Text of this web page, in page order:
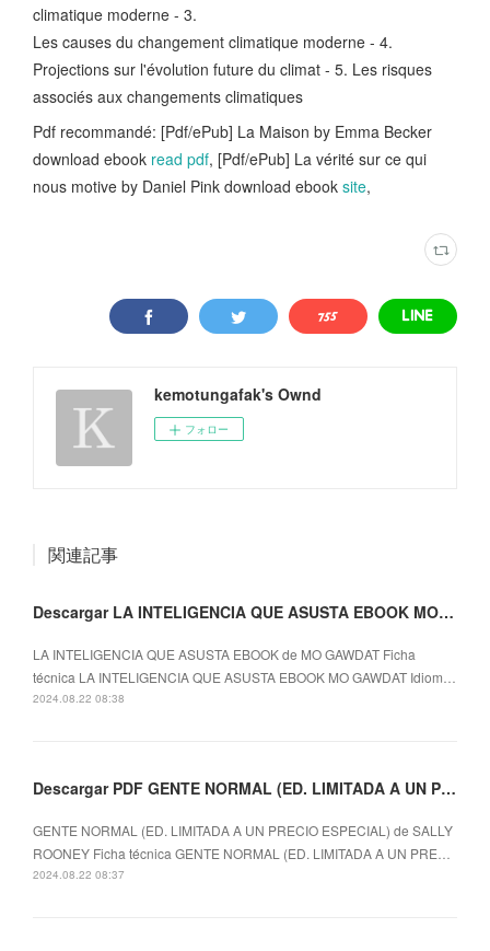
climatique moderne - 3.
Les causes du changement climatique moderne - 4.
Projections sur l'évolution future du climat - 5. Les risques
associés aux changements climatiques
Pdf recommandé: [Pdf/ePub] La Maison by Emma Becker
download ebook read pdf, [Pdf/ePub] La vérité sur ce qui
nous motive by Daniel Pink download ebook site,
kemotungafak's Ownd
フォロー
関連記事
Descargar LA INTELIGENCIA QUE ASUSTA EBOOK MO GAWDAT Gratis - EPUB, PDF y MOBI
LA INTELIGENCIA QUE ASUSTA EBOOK de MO GAWDAT Ficha
técnica LA INTELIGENCIA QUE ASUSTA EBOOK MO GAWDAT Idiom…
2024.08.22 08:38
Descargar PDF GENTE NORMAL (ED. LIMITADA A UN PRECIO ESPECIAL)
GENTE NORMAL (ED. LIMITADA A UN PRECIO ESPECIAL) de SALLY
ROONEY Ficha técnica GENTE NORMAL (ED. LIMITADA A UN PRE…
2024.08.22 08:37